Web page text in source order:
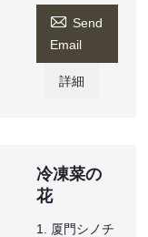
 Send
Email
詳細
冷凍菜の
花
1. 厦門シノチ